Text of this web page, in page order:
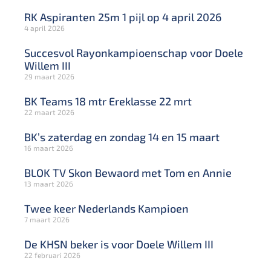
RK Aspiranten 25m 1 pijl op 4 april 2026
4 april 2026
Succesvol Rayonkampioenschap voor Doele
Willem III
29 maart 2026
BK Teams 18 mtr Ereklasse 22 mrt
22 maart 2026
BK’s zaterdag en zondag 14 en 15 maart
16 maart 2026
BLOK TV Skon Bewaord met Tom en Annie
13 maart 2026
Twee keer Nederlands Kampioen
7 maart 2026
De KHSN beker is voor Doele Willem III
22 februari 2026